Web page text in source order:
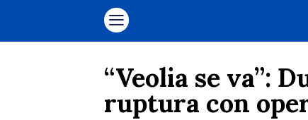
“Veolia se va”:
ruptura con